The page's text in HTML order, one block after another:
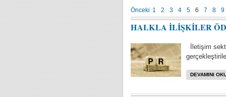
Önceki 1 2 3 4 5 6 7 8 9
HALKLA İLİŞKİLER
İletişim
DEVAMINI